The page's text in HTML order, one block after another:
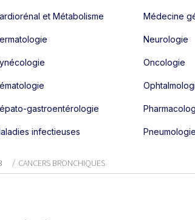
et Métabolisme
gastroentérologie
infectieuses
Médecine
Neurologie
Oncologie
CANCERS BRONCHIQUES